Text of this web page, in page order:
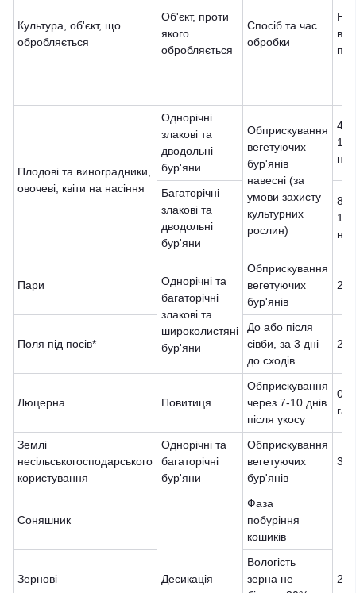
Культура, об'єкт, що
обробляється
Об'єкт, проти
якого
обробляється
Спосіб та час
обробки
Плодові та виноградники,
овочеві, квіти на насіння
Однорічні
злакові та
дводольні
бур'яни
Обприскування
вегетуючих
бур'янів
навесні (за
умови захисту
культурних
рослин)
40
10
на
Багаторічні
злакові та
дводольні
бур'яни
80
10
на
Пари
Однорічні та
багаторічні
злакові та
широколистяні
бур'яни
Обприскування
вегетуючих
бур'янів
Поля під посів*
До або після
сівби, за 3 дні
до сходів
2-3
Люцерна Повитиця
Обприскування
через 7-10 днів
після укосу
га
Землі
несільськогосподарського
користування
Однорічні та
багаторічні
бур'яни
Обприскування
вегетуючих
бур'янів
3-6
Соняшник
Десикація
Фаза
побуріння
кошиків
2-4
Зернові
Вологість
зерна не